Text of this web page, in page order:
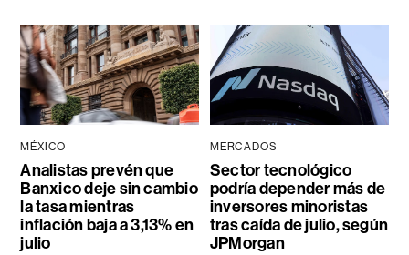
MÉXICO
Analistas prevén que
Banxico deje sin cambio
la tasa mientras
inflación baja a 3,13% en
julio
MERCADOS
Sector tecnológico
podría depender más de
inversores minoristas
tras caída de julio, según
JPMorgan